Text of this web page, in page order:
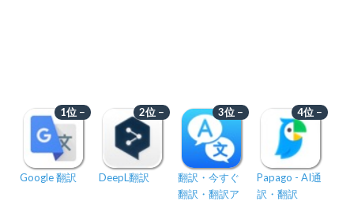
1位 −
Google 翻訳
2位 −
DeepL翻訳
3位 −
翻訳・今すぐ
翻訳・翻訳ア
4位 −
Papago - AI通
訳・翻訳